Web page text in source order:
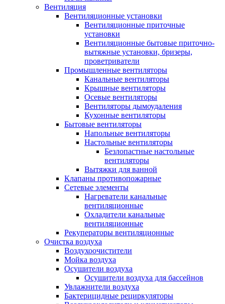
Вентиляция
Вентиляционные установки
Вентиляционные приточные
установки
Вентиляционные бытовые приточно-
вытяжные установки, бризеры,
проветриватели
Промышленные вентиляторы
Канальные вентиляторы
Крышные вентиляторы
Осевые вентиляторы
Вентиляторы дымоудаления
Кухонные вентиляторы
Бытовые вентиляторы
Напольные вентиляторы
Настольные вентиляторы
Безлопастные настольные
вентиляторы
Вытяжки для ванной
Клапаны противопожарные
Сетевые элементы
Нагреватели канальные
вентиляционные
Охладители канальные
вентиляционные
Рекуператоры вентиляционные
Очистка воздуха
Воздухоочистители
Мойка воздуха
Осушители воздуха
Осушители воздуха для бассейнов
Увлажнители воздуха
Бактерицидные рециркуляторы